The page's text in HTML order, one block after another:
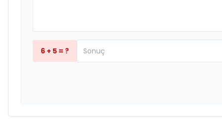
6 + 5 = ?